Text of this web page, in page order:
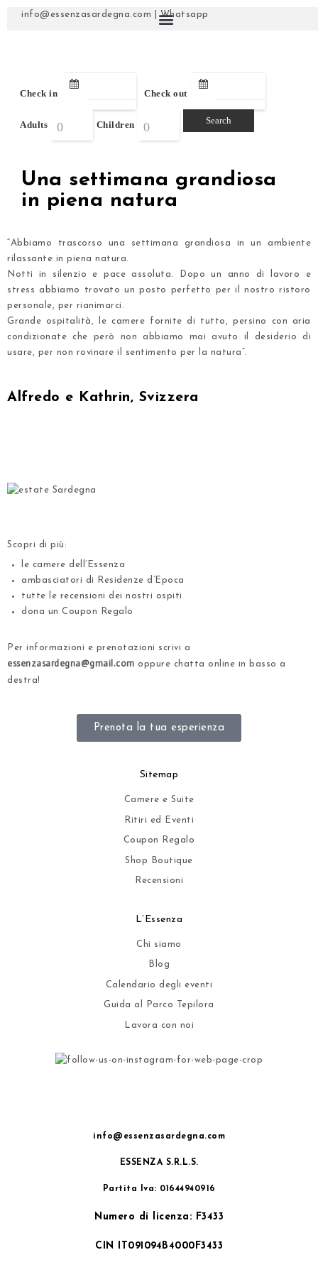
info@essenzasardegna.com |Whatsapp
Check in Check out
Adults Children
Una settimana grandiosa
in piena natura
“Abbiamo trascorso una settimana grandiosa in un ambiente
rilassante in piena natura
Notti in silenzio e pace assoluta. Dopo un anno di lavoro e
stress abbiamo trovato un posto perfetto per il nostro ristoro
personale, per rianimarci.
Grande ospitalità, le camere fornite di tutto, persino con aria
condizionate che però non abbiamo mai avuto il desiderio di
usare, per non rovinare il sentimento per la natura”.
Alfredo e Kathrin, Svizzera
Scopri di più:
le camere dell’Essenza
ambasciatori di Residenze d’Epoca
tutte le recensioni dei nostri ospiti
dona un Coupon Regalo
Per informazioni e prenotazioni scrivi a
essenzasardegna@gmail.com oppure chatta online in basso a
destra!
Prenota la tua esperienza
Sitemap
Camere e Suite
Ritiri ed Eventi
Coupon Regalo
Shop Boutique
Recensioni
L’Essenza
Chi siamo
Blog
Calendario degli eventi
Guida al Parco Tepilora
Lavora con noi
info@essenzasardegna.com
ESSENZA S.R.L.S.
Partita Iva: 01644940916
Numero di licenza: F3433
CIN IT091094B4000F3433